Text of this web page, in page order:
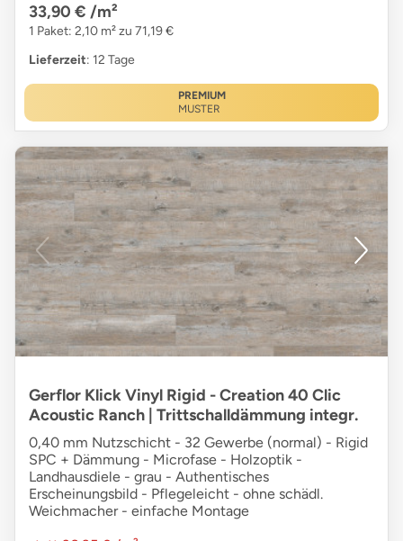
33,90 € /m²
1 Paket: 2,10 m² zu 71,19 €
Lieferzeit: 12 Tage
PREMIUM
MUSTER
Gerflor Klick Vinyl Rigid - Creation 40 Clic
Acoustic Ranch | Trittschalldämmung integr.
0,40 mm Nutzschicht - 32 Gewerbe (normal) - Rigid
SPC + Dämmung - Microfase - Holzoptik -
Landhausdiele - grau - Authentisches
Erscheinungsbild - Pflegeleicht - ohne schädl.
Weichmacher - einfache Montage